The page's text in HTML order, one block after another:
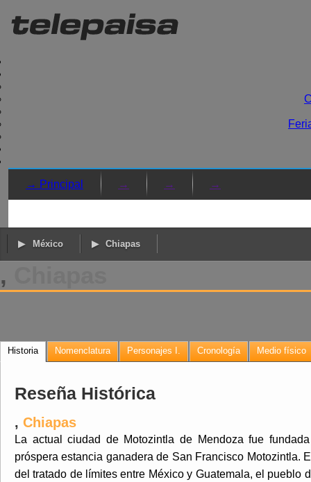
→ Principal → → →
México Chiapas
,
Historia Nomenclatura Personajes I. Cronología Medio físico
Reseña Histórica
, Chiapas
La actual ciudad de Motozintla de Mendoza fue
próspera estancia ganadera de San Francisco Motozintla.
del tratado de límites entre México y Guatemala, el pueblo